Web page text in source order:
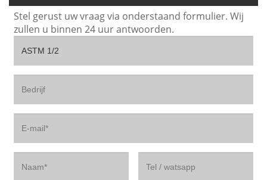
Stel gerust uw vraag via onderstaand formulier. Wij
zullen u binnen 24 uur antwoorden.